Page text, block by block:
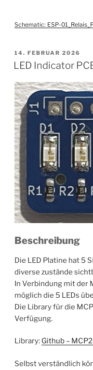
Schematic: ESP-
VERÖFFENTLICHT
AM
14. FEBRUAR 2026
LED Indicator
Beschreibung
Die LED Platine hat 5
diverse zustände
In Verbindung mit der
möglich die 5 LEDs
Die Library für die
Verfügung.
Library: Github –
Selbst verständlich